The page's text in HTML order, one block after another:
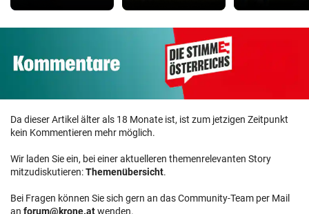
Da dieser Artikel älter als 18 Monate ist, ist zum jetzigen Zeitpunkt
kein Kommentieren mehr möglich.
Wir laden Sie ein, bei einer aktuelleren themenrelevanten Story
mitzudiskutieren:Themenübersicht.
Bei Fragen können Sie sich gern an das Community-Team per Mail
an forum@krone.atwenden.